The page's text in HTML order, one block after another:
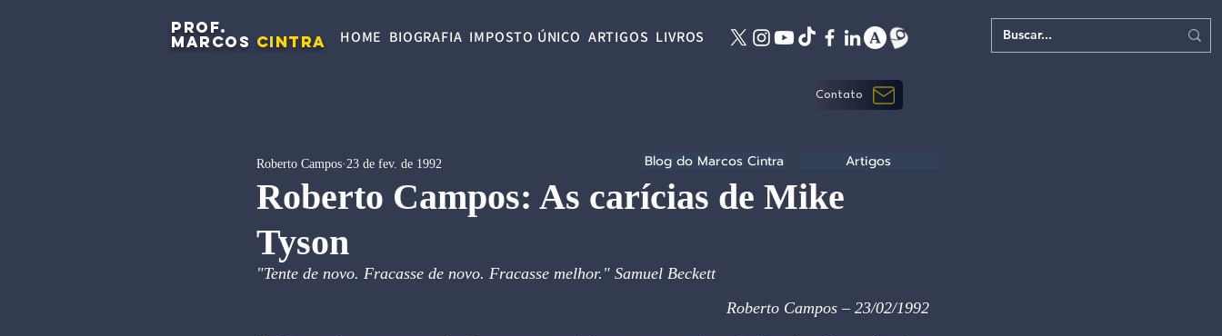
PROF.
MARCOS CINTRA HOME BIOGRAFIA IMPOSTO ÚNICO ARTIGOS LIVROS
Contato
Roberto Campos: As carícias de Mike
Tyson
Roberto Campos 23 de fev. de 1992
"Tente de novo. Fracasse de novo. Fracasse melhor." Samuel Beckett
Roberto Campos – 23/02/1992
Blog do Marcos Cintra Artigos